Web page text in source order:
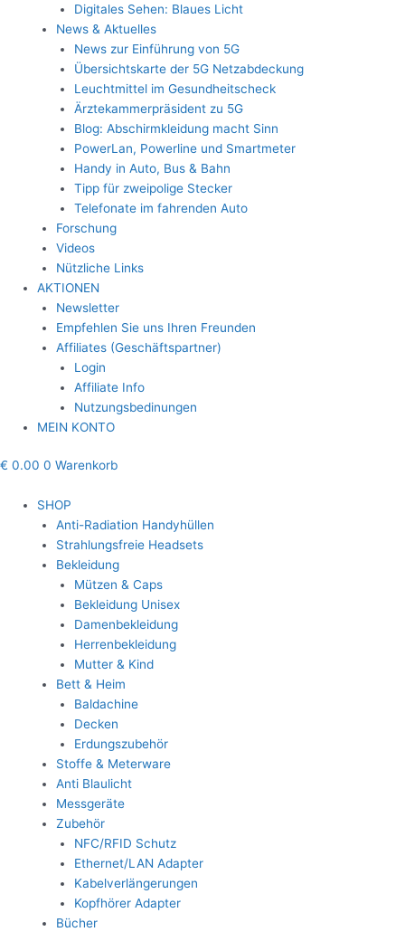
Digitales Sehen: Blaues Licht
News & Aktuelles
News zur Einführung von 5G
Übersichtskarte der 5G Netzabdeckung
Leuchtmittel im Gesundheitscheck
Ärztekammerpräsident zu 5G
Blog: Abschirmkleidung macht Sinn
PowerLan, Powerline und Smartmeter
Handy in Auto, Bus & Bahn
Tipp für zweipolige Stecker
Telefonate im fahrenden Auto
Forschung
Videos
Nützliche Links
AKTIONEN
Newsletter
Empfehlen Sie uns Ihren Freunden
Affiliates (Geschäftspartner)
Login
Affiliate Info
Nutzungsbedinungen
MEIN KONTO
€ 0.00 0 Warenkorb
SHOP
Anti-Radiation Handyhüllen
Strahlungsfreie Headsets
Bekleidung
Mützen & Caps
Bekleidung Unisex
Damenbekleidung
Herrenbekleidung
Mutter & Kind
Bett & Heim
Baldachine
Decken
Erdungszubehör
Stoffe & Meterware
Anti Blaulicht
Messgeräte
Zubehör
NFC/RFID Schutz
Ethernet/LAN Adapter
Kabelverlängerungen
Kopfhörer Adapter
Bücher